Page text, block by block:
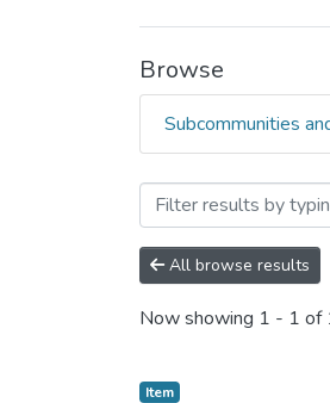
Browse
Subcommunities
Browsing
All browse results
Now showing 1 - 1 of
Item